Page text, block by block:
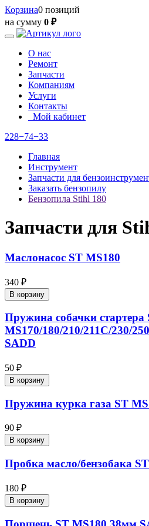
Корзина0 позиций
на сумму 0 ₽
О нас
Ремонт
Запчасти
Компаниям
Услуги
Контакты
Мой кабинет
228−74−33
Главная
Инструмент
Запчасти для
Заказать бензопилу
Бензопила Stihl 180
Запчасти для
Маслонасос ST MS180
340 ₽
В корзину
Пружина собачки стартера
MS170/180/210/211С/230/
SADD
50 ₽
В корзину
Пружина курка газа ST
90 ₽
В корзину
Пробка масло/бензобака
180 ₽
В корзину